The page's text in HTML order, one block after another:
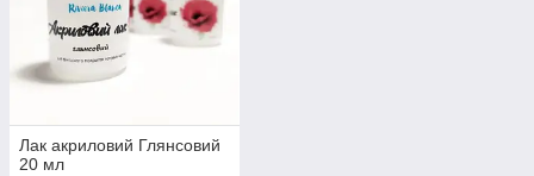
Лак акриловий Глянсовий
20 мл